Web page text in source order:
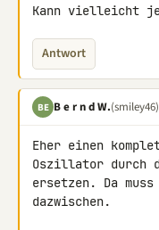
Kann vielleicht
Antwort
BE B e r n d W.(smiley46)
Eher einen
Oszillator durch
ersetzen. Da
dazwischen.